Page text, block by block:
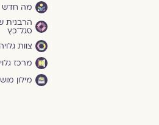
מה חדש
הרבנית
סגל־כץ
צוות גלויה
מרכז גלויה
מילון